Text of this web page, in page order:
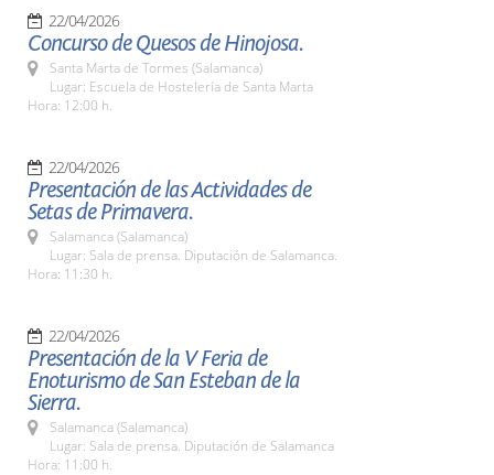
22/04/2026
Concurso de Quesos de Hinojosa.
Santa Marta de Tormes (Salamanca)
Lugar: Escuela de Hostelería de Santa Marta
Hora: 12:00 h.
22/04/2026
Presentación de las Actividades de
Setas de Primavera.
Salamanca (Salamanca)
Lugar: Sala de prensa. Diputación de Salamanca.
Hora: 11:30 h.
22/04/2026
Presentación de la V Feria de
Enoturismo de San Esteban de la
Sierra.
Salamanca (Salamanca)
Lugar: Sala de prensa. Diputación de Salamanca
Hora: 11:00 h.